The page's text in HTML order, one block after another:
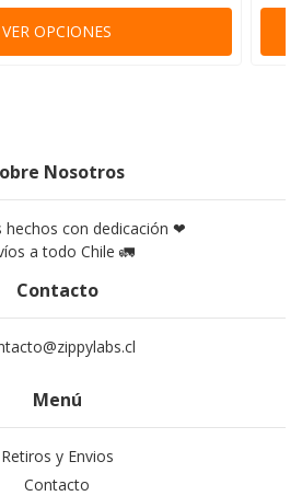
VER OPCIONES
Nosotros
hechos con dedicación ❤
a todo Chile 🚛
Contacto
Menú
Retiros y Envios
Contacto